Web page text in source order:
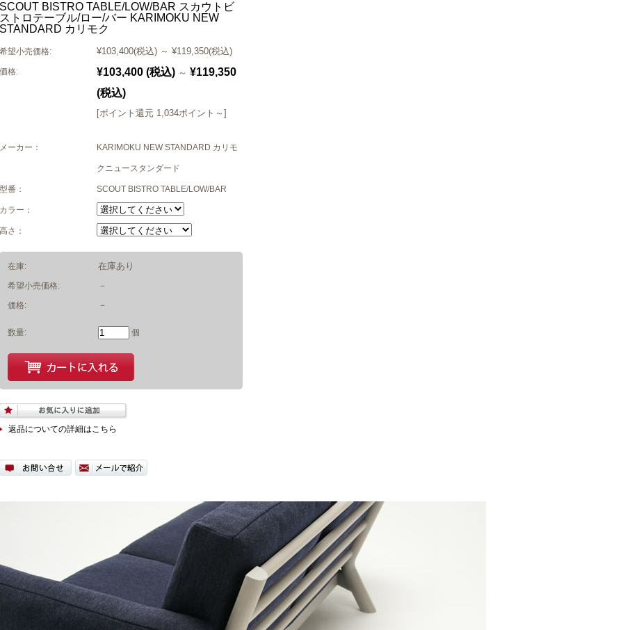
SCOUT BISTRO TABLE/LOW/BAR スカウトビ
ストロテーブル/ロー/バー KARIMOKU NEW
STANDARD カリモク
希望小売価格: ¥103,400(税込) ～ ¥119,350(税込)
価格: ¥103,400 (税込) ～ ¥119,350
(税込)
[ポイント還元 1,034ポイント～]
メーカー： KARIMOKU NEW STANDARD カリモ
クニュースタンダード
型番： SCOUT BISTRO TABLE/LOW/BAR
カラー：
高さ：
在庫: 在庫あり
希望小売価格: －
価格: －
数量: 個
返品についての詳細はこちら